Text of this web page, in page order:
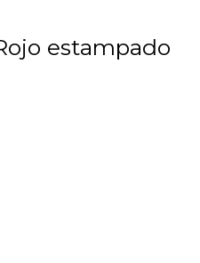
estampado